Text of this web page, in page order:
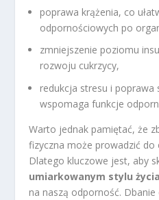
poprawa krążenia, co
odpornościowych po
zmniejszenie poziomu
rozwoju cukrzycy,
redukcja stresu i poprawa
wspomaga funkcje
Warto jednak pamiętać, że
fizyczna może prowadzić do
Dlatego kluczowe jest, aby
umiarkowanym stylu życia
na naszą odporność.